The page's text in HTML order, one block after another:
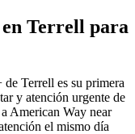
Terrell para
Terrell es su primera
y atención urgente de
American Way near
el mismo día